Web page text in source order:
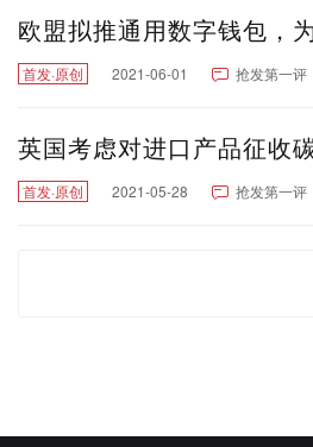
欧盟拟推通用数字钱包，
首发·原创 2021-06-01 抢发第一评
英国考虑对进口产品征收
首发·原创 2021-05-28 抢发第一评